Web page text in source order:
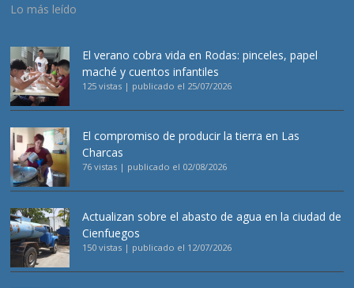
Lo más leído
El verano cobra vida en Rodas: pinceles, papel
maché y cuentos infantiles
125 vistas | publicado el 25/07/2026
El compromiso de producir la tierra en Las
Charcas
76 vistas | publicado el 02/08/2026
Actualizan sobre el abasto de agua en la ciudad de
Cienfuegos
150 vistas | publicado el 12/07/2026